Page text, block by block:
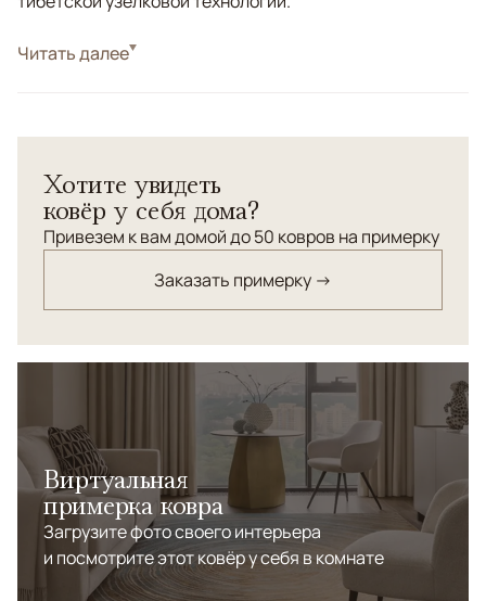
СтильДизайнерские
Читать далее
Хотите увидеть
ковёр у себя дома?
Привезем к вам домой до 50 ковров на примерку
Заказать примерку →
Виртуальная
примерка ковра
Загрузите фото своего интерьера
и посмотрите этот ковёр у себя в комнате